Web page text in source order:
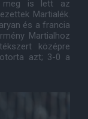
meg is lett az
Martialék.
és a francia
Martialhoz
középre
azt; 3-0 a